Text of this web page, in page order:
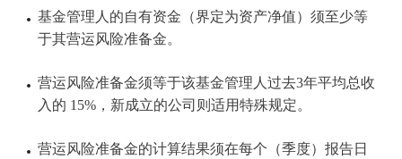
基金管理人的自有资金（界定为资产净值）须至少等
于其营运风险准备金。
营运风险准备金须等于该基金管理人过去3年平均总收
入的 15%，新成立的公司则适用特殊规定。
营运风险准备金的计算结果须在每个（季度）报告日